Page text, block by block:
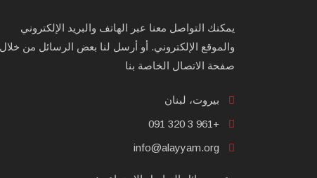
يمكنك التواصل معنا عبر الهاتف والبريد الإلكتروني
والموقع الإلكتروني. أو أرسل لنا بعض الرسائل من خلال
صفحة الاتصال الخاصة بنا
بيروت، لبنان
+961 3 320 091
info@alayyam.org